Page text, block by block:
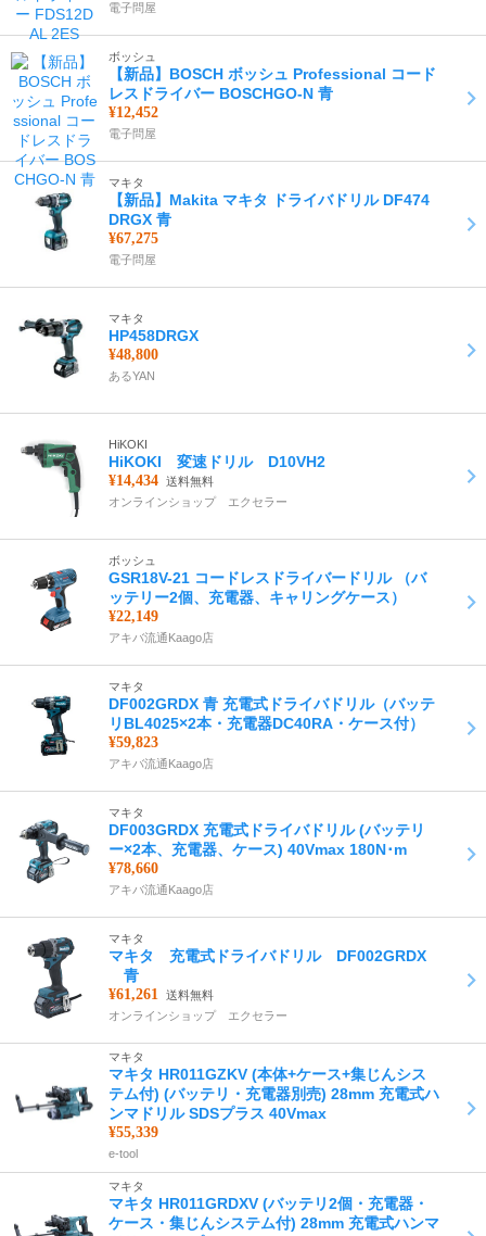
電子問屋
ボッシュ
【新品】BOSCH ボッシュ Professional コード
レスドライバー BOSCHGO-N 青
¥12,452
電子問屋
マキタ
【新品】Makita マキタ ドライバドリル DF474
DRGX 青
¥67,275
電子問屋
マキタ
HP458DRGX
¥48,800
あるYAN
HiKOKI
HiKOKI 変速ドリル D10VH2
¥14,434 送料無料
オンラインショップ エクセラー
ボッシュ
GSR18V-21 コードレスドライバードリル （バ
ッテリー2個、充電器、キャリングケース）
¥22,149
アキバ流通Kaago店
マキタ
DF002GRDX 青 充電式ドライバドリル（バッテ
リBL4025×2本・充電器DC40RA・ケース付）
¥59,823
アキバ流通Kaago店
マキタ
DF003GRDX 充電式ドライバドリル (バッテリ
ー×2本、充電器、ケース) 40Vmax 180N･m
¥78,660
アキバ流通Kaago店
マキタ
マキタ 充電式ドライバドリル DF002GRDX
青
¥61,261 送料無料
オンラインショップ エクセラー
マキタ
マキタ HR011GZKV (本体+ケース+集じんシス
テム付) (バッテリ・充電器別売) 28mm 充電式ハ
ンマドリル SDSプラス 40Vmax
¥55,339
e-tool
マキタ
マキタ HR011GRDXV (バッテリ2個・充電器・
ケース・集じんシステム付) 28mm 充電式ハンマ